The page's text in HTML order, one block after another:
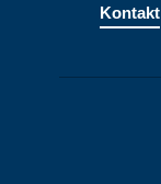
Kontakt